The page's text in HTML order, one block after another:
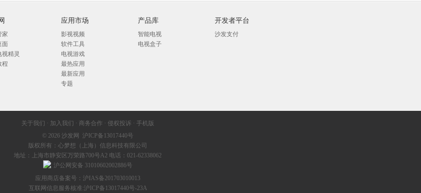
家
面
视精灵
程
应用市场
影视视频
软件工具
电视游戏
最热应用
最新应用
专题
产品库
智能电视
电视盒子
开发者平台
沙发支付
关于我们 · 加入我们 · 商务合作 · 侵权投诉 · 手机版
© 2026 沙发网
沪ICP备13017440号
版权所有：心梦想（上海）信息科技有限公司
地址：上海市静安区万荣路700号A2 电话：021-62338062
沪公网安备 31010602002886号
应用商店备案号：沪IAS备201703010013
互联网信息服务核准:沪ICP备13017440号-23A